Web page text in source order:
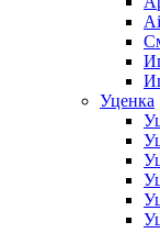
Уценка